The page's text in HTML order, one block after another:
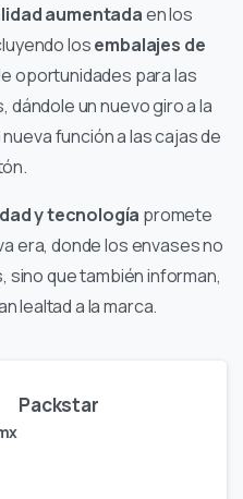
aumentadaen los
losembalajes de
oportunidades para las
un nuevo giro a la
función a las cajas de
y tecnología promete
era, donde los envases no
que también informan,
lealtad a la marca.
Packstar